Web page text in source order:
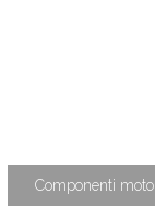
Componenti